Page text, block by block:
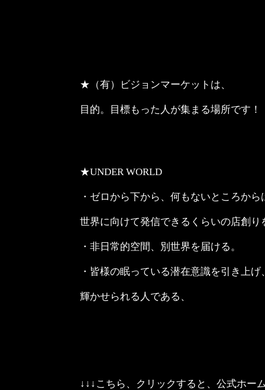
★（有）ビジョンマーケットは、
目的。目標もった人が集まる場所です！
★UNDER WORLD
・ゼロから下から、何もないところか
世界に向けて発信できるくらいの店創り
・非日常的空間、別世界を届ける。
・皆様の眠っている潜在意識を引き上げ
輝かせられる人である、
↓↓↓こちら、クリックすると、公式ホー